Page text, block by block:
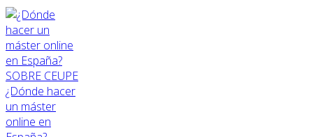
SOBRE CEUPE
¿Dónde hacer
un máster
online en